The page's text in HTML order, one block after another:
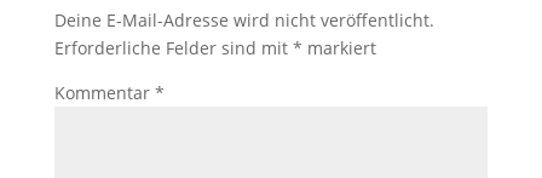
Deine E-Mail-Adresse wird nicht veröffentlicht.
Erforderliche Felder sind mit * markiert
Kommentar *